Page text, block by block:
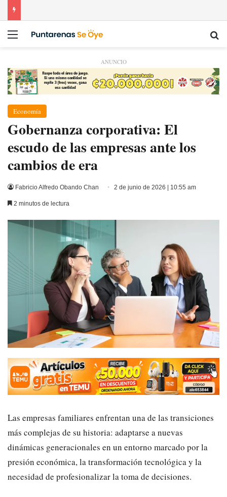
Menú
ANUNCIO
Economía
Gobernanza corporativa: El
escudo de las empresas ante los
cambios de era
Fabricio Alfredo Obando Chan 2 de junio de 2026 | 10:55 am
2 minutos de lectura
Las empresas familiares enfrentan una de las transiciones
más complejas de su historia: adaptarse a nuevas
dinámicas generacionales en un entorno marcado por la
presión económica, la transformación tecnológica y la
necesidad de profesionalizar la toma de decisiones.